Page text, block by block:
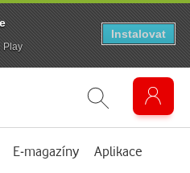
E-magazíny Aplikace
Play
Instalovat